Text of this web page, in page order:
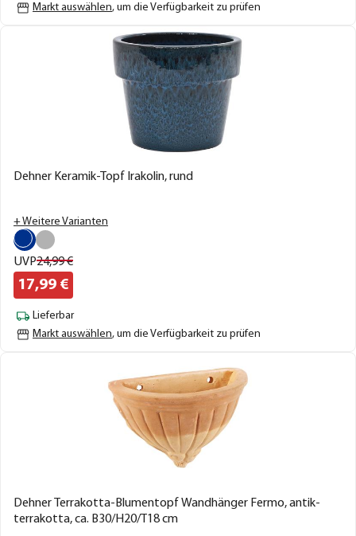
Markt auswählen, um die Verfügbarkeit zu prüfen
Dehner Keramik-Topf Irakolin, rund
+ Weitere Varianten
UVP24,99€
17,99 €
Lieferbar
Markt auswählen, um die Verfügbarkeit zu prüfen
Dehner Terrakotta-Blumentopf Wandhänger Fermo, antik-
terrakotta, ca. B30/H20/T18 cm